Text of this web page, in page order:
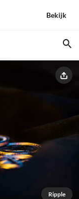
Bekijk
Ripple